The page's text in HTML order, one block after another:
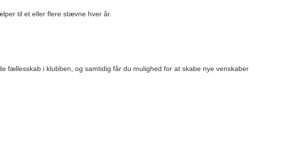
til et eller flere stævne hver år.
i klubben, og samtidig får du mulighed for at skabe nye venskaber